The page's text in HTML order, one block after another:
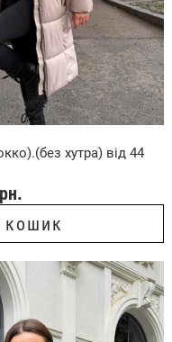
хутра) від 44
кошик